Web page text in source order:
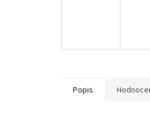
Popis